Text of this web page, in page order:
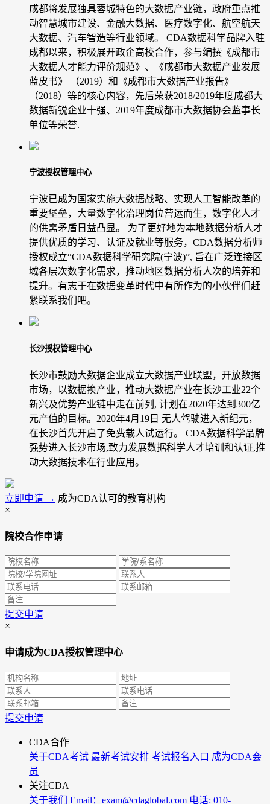
成都将发展独具蓉城特色的大数据产业链，政府重点推
动智慧城市建设、金融大数据、医疗数字化、航空航天
大数据、汽车智造等行业领域。 CDA数据科学品牌入驻
成都以来，积极展开政企高校合作，参与编撰《成都市
大数据人才能力评价规范》、《成都市大数据产业发展
蓝皮书》 （2019）和《成都市大数据产业报告》
（2018）等的核心内容，先后荣获2018/2019年度成都大
数据新锐企业十强、2019年度成都市大数据协会监事长
单位等荣誉.
宁波授权管理中心
宁波已成为国家实施大数据战略、实现人工智能改革的
重要堡垒，大量数字化治理岗位营运而生，数字化人才
的供需矛盾日益凸显。 为了更好地为本地数据分析人才
提供优质的学习、认证及就业等服务，CDA数据分析师
授权成立“CDA数据科学研究院(宁波)”, 旨在广泛连接区
域各层次数字化需求，推动地区数据分析人次的培养和
提升。有志于在数据变革时代中有所作为的小伙伴们赶
紧联系我们吧。
长沙授权管理中心
长沙市鼓励大数据企业成立大数据产业联盟，开放数据
市场，以数据换产业，推动大数据产业在长沙工业22个
新兴及优势产业链中走在前列, 计划在2020年达到300亿
元产值的目标。2020年4月19日 无人驾驶进入新纪元，
在长沙首先开启了免费载人试运行。 CDA数据科学品牌
强势进入长沙市场,致力发展数据科学人才培训和认证,推
动大数据技术在行业应用。
立即申请 → 成为CDA认可的教育机构
×
院校合作申请
提交申请
×
申请成为CDA授权管理中心
提交申请
CDA合作
关于CDA考试 最新考试安排 考试报名入口 成为CDA会
员
关注CDA
关于我们
Email：exam@cdaglobal.com 电话: 010-